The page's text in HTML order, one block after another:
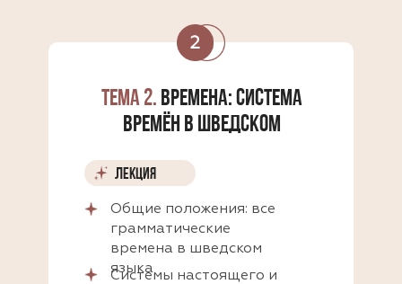
ТЕМА 2. ВРЕМЕНА: СИСТЕМА
ВРЕМЁН В ШВЕДСКОМ
ЛЕКЦИЯ
Общие положения: все
грамматические
времена в шведском
языка
Системы настоящего и